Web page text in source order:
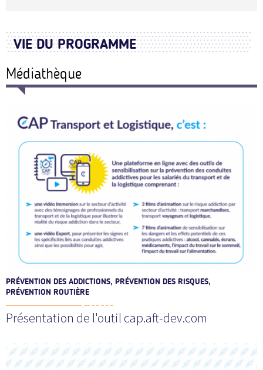
VIE DU PROGRAMME
Médiathèque
PRÉVENTION DES ADDICTIONS, PRÉVENTION DES RISQUES,
PRÉVENTION ROUTIÈRE
Présentation de l'outil cap.aft-dev.com